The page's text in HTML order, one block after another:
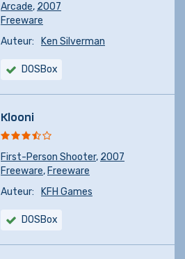
Arcade, 2007
Freeware
Auteur:
Ken Silverman
DOSBox
Klooni
First-Person Shooter, 2007
Freeware, Freeware
Auteur:
KFH Games
DOSBox